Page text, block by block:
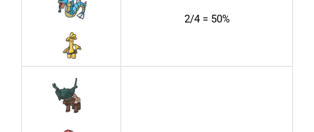
2/4 = 50%